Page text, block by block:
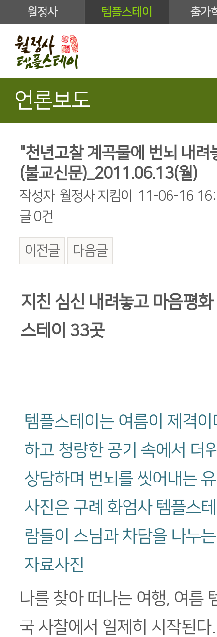
월정사 템플스테이 출가
언론보도
"천년고찰 계곡물에 번뇌 내려
(불교신문)_2011.06.13(월)
작성자 월정사 지킴이
11-06-16
글 0건
이전글 다음글
지친 심신 내려놓고 마음평
스테이 33곳
템플스테이는 여름이 제격
하고 청량한 공기 속에서 더
상담하며 번뇌를 씻어내는
사진은 구례 화엄사 템플스
람들이 스님과 차담을 나누
자료사진
나를 찾아 떠나는 여행, 여름
국 사찰에서 일제히 시작된